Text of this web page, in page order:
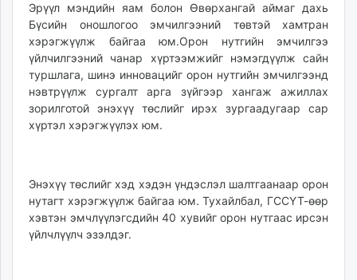
eagle.mn
ergelt.mn
zarig.mn
today.mn
zuv.mn
mminfo.mn
ugluu.mn
asu.mn
shudarga.mn
shuurhai.mn
Эрүүл мэндийн яам болон Өвөрхангай аймаг дахь
Бүсийн оношлогоо эмчилгээний төвтэй хамтран
хэрэгжүүлж байгаа юм.Орон нутгийн эмчилгээ
үйлчилгээний чанар хүртээмжийг нэмэгдүүлж сайн
туршлага, шинэ инновацийг орон нутгийн эмчилгээнд
нэвтрүүлж сургалт арга зүйгээр хангаж ажиллах
зорилготой энэхүү төслийг ирэх зургаадугаар сар
хүртэл хэрэгжүүлэх юм.
Энэхүү төслийг хэд хэдэн үндэслэл шалтгаанаар орон
нутагт хэрэгжүүлж байгаа юм. Тухайлбал, ГССҮТ-өөр
хэвтэн эмчлүүлэгсдийн 40 хувийг орон нутгаас ирсэн
үйлчлүүлч эзэлдэг.